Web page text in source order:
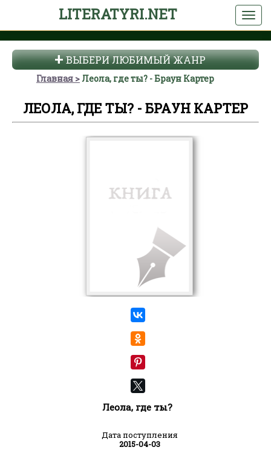
LITERATYRI.NET
ВЫБЕРИ ЛЮБИМЫЙ ЖАНР
Главная Леола, где ты? - Браун Картер
ЛЕОЛА, ГДЕ ТЫ? - БРАУН КАРТЕР
Леола, где ты?
Дата поступления
2015-04-03